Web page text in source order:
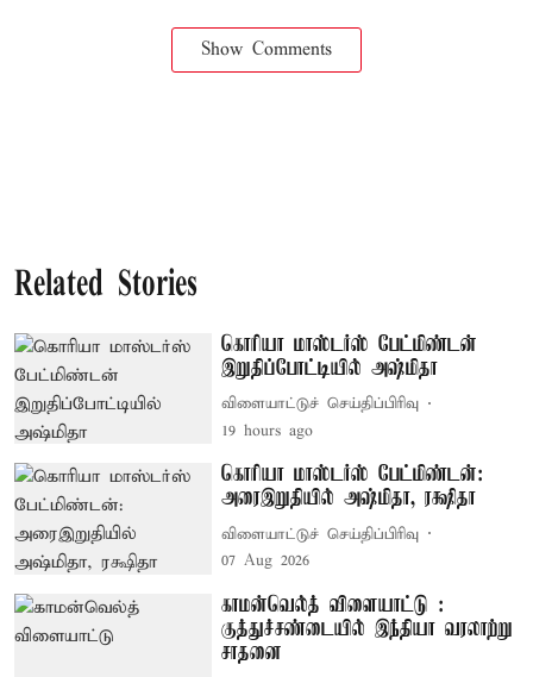
Show Comments
Related Stories
கொரியா மாஸ்டர்ஸ் பேட்மிண்டன்
இறுதிப்போட்டியில் அஷ்மிதா
விளையாட்டுச் செய்திப்பிரிவு
19 hours ago
கொரியா மாஸ்டர்ஸ் பேட்மிண்டன்:
அரைஇறுதியில் அஷ்மிதா, ரக்ஷிதா
விளையாட்டுச் செய்திப்பிரிவு
07 Aug 2026
காமன்வெல்த் விளையாட்டு :
குத்துச்சண்டையில் இந்தியா வரலாற்று
சாதனை